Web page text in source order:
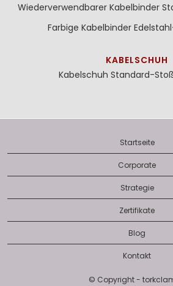
Wiederverwendbarer Kabelbinder
Farbige Kabelbinder
KABELSCHUH
Kabelschuh Standard-
Startseite
Corporate
Strategie
Zertifikate
Blog
Kontakt
© Copyright -